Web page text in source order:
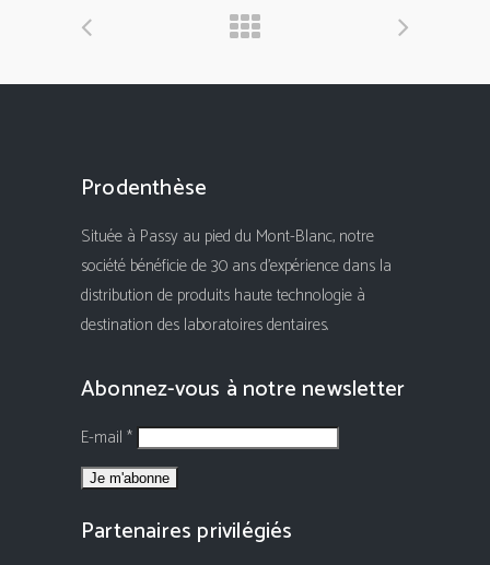
Prodenthèse
Située à Passy au pied du Mont-Blanc, notre
société bénéficie de 30 ans d'expérience dans la
distribution de produits haute technologie à
destination des laboratoires dentaires.
Abonnez-vous à notre newsletter
E-mail *
Partenaires privilégiés